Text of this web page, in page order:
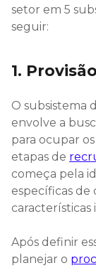
setor em 5
seguir:
1.
O subsistema
envolve a
para ocupar
etapas de
começa pela
específicas de
características
Após definir
planejar o